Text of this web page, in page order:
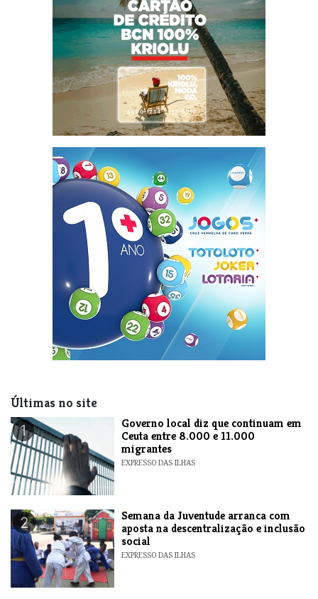
Últimas no site
1
​Governo local diz que continuam em
Ceuta entre 8.000 e 11.000
migrantes
EXPRESSO DAS ILHAS
2
Semana da Juventude arranca com
aposta na descentralização e inclusão
social
EXPRESSO DAS ILHAS